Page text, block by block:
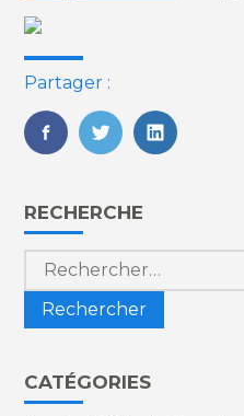
Partager :
FaceBook
TwitterLinkedIn
Blog
sidebar
RECHERCHE
Rechercher :
CATÉGORIES